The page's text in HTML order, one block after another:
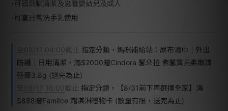
-可頭到腳清潔及滋養嬰幼兒及成人
-可當日常洗手乳使用
08/11 04:00截止 指定分類，媽咪補給站：尿布濕巾｜外出
防護｜日用清潔，滿$2000贈Cindora 馨朵拉 紫馨寶貝柔嫩潤
唇膏3.8g (送完為止)
08/17 16:00截止 指定分類，【8/31前下單選擇全家】滿
$888贈Fami!ce 霜淇淋禮物卡 (數量有限，送完為止)